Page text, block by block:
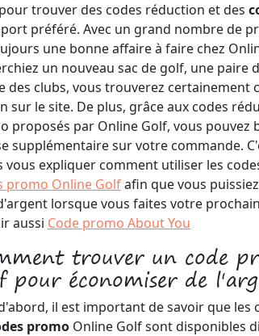
trouver des codes réduction et des
préféré. Avec un grand nombre de
une bonne affaire à faire chez
un nouveau sac de golf, une paire
des clubs, vous trouverez certainement
sur le site. De plus, grâce aux codes
proposés par Online Golf, vous pouvez
supplémentaire sur votre commande.
vous expliquer comment utiliser les
promo Online Golfafin que vous
lorsque vous faites votre
aussi Code promo About You
trouver un code
pour économiser de
il est important de savoir que les
promo Online Golf sont disponibles